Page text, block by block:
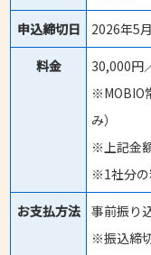
申込締切日 2026年5
料金
30,000円
※MOBIO
み）
※上記金
※1社分の
お支払方法
事前振り
※振込締